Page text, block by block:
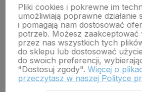
Wojewódzki Inspektorat Weterynarii w Zielonej
ul. Botaniczna 14 65-306 Zielona Góra
tel. 68 453 73 00 tel. 68 453 73 01
email:zielonagora.wiw@wet.zgora.pl
GŁÓWNY INSPEKTORAT WETERYNARII
Pliki cookies i pokrewne im
umożliwiają poprawne działanie
i pomagają nam dostosować
potrzeb. Możesz zaakceptować
przez nas wszystkich tych
do sklepu lub dostosować
do swoich preferencji,
"Dostosuj zgody". Więcej o
przeczytasz w naszej Polityce